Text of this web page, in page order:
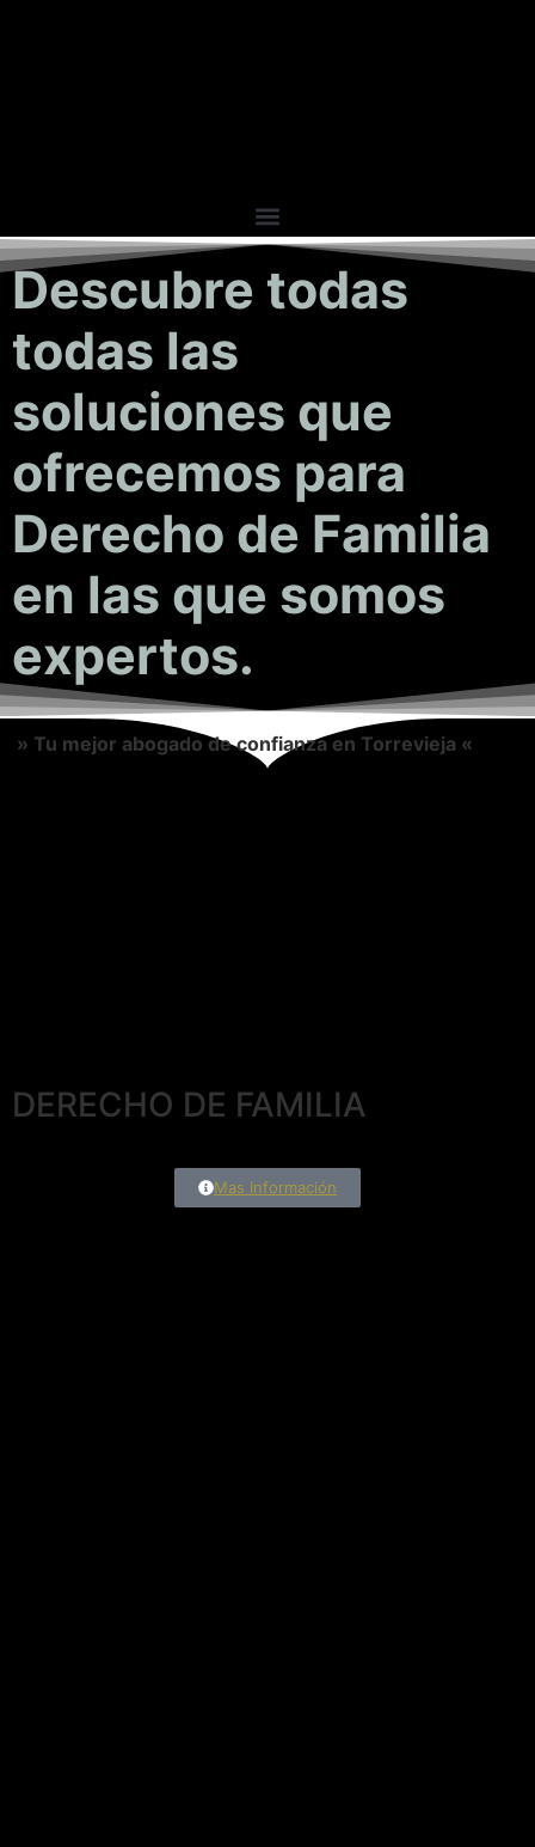
Descubre todas
todas las
soluciones que
ofrecemos para
Derecho de Familia
en las que somos
expertos.
» Tu mejor abogado de confianza en Torrevieja «
DERECHO DE FAMILIA
Mas Información